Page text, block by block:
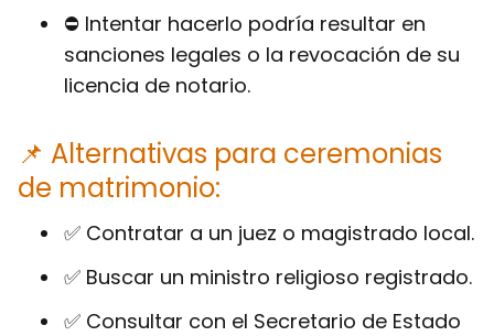
⛔ Intentar hacerlo podría resultar en
sanciones legales o la revocación de su
licencia de notario.
📌 Alternativas para ceremonias
de matrimonio:
✅ Contratar a un juez o magistrado local.
✅ Buscar un ministro religioso registrado.
✅ Consultar con el Secretario de Estado